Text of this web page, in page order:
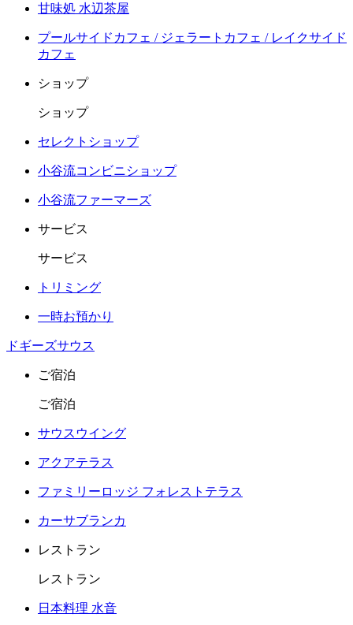
甘味処 水辺茶屋
プールサイドカフェ / ジェラートカフェ / レイクサイド
カフェ
ショップ
ショップ
セレクトショップ
小谷流コンビニショップ
小谷流ファーマーズ
サービス
サービス
トリミング
一時お預かり
ドギーズサウス
ご宿泊
ご宿泊
サウスウイング
アクアテラス
ファミリーロッジ フォレストテラス
カーサブランカ
レストラン
レストラン
日本料理 水音